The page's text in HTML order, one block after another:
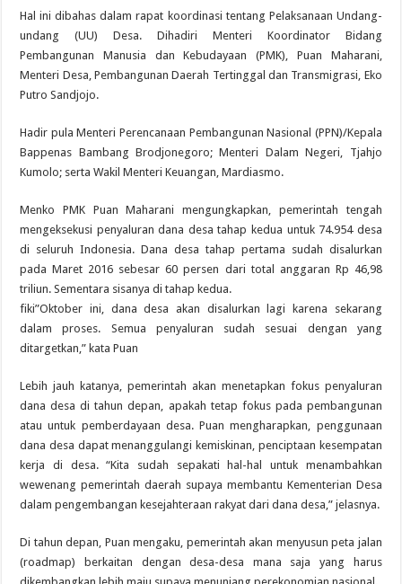
Hal ini dibahas dalam rapat koordinasi tentang Pelaksanaan Undang-
undang (UU) Desa. Dihadiri Menteri Koordinator Bidang
Pembangunan Manusia dan Kebudayaan (PMK), Puan Maharani,
Menteri Desa, Pembangunan Daerah Tertinggal dan Transmigrasi, Eko
Putro Sandjojo.
Hadir pula Menteri Perencanaan Pembangunan Nasional (PPN)/Kepala
Bappenas Bambang Brodjonegoro; Menteri Dalam Negeri, Tjahjo
Kumolo; serta Wakil Menteri Keuangan, Mardiasmo.
Menko PMK Puan Maharani mengungkapkan, pemerintah tengah
mengeksekusi penyaluran dana desa tahap kedua untuk 74.954 desa
di seluruh Indonesia. Dana desa tahap pertama sudah disalurkan
pada Maret 2016 sebesar 60 persen dari total anggaran Rp 46,98
triliun. Sementara sisanya di tahap kedua.
fiki”Oktober ini, dana desa akan disalurkan lagi karena sekarang
dalam proses. Semua penyaluran sudah sesuai dengan yang
ditargetkan,” kata Puan
Lebih jauh katanya, pemerintah akan menetapkan fokus penyaluran
dana desa di tahun depan, apakah tetap fokus pada pembangunan
atau untuk pemberdayaan desa. Puan mengharapkan, penggunaan
dana desa dapat menanggulangi kemiskinan, penciptaan kesempatan
kerja di desa. “Kita sudah sepakati hal-hal untuk menambahkan
wewenang pemerintah daerah supaya membantu Kementerian Desa
dalam pengembangan kesejahteraan rakyat dari dana desa,” jelasnya.
Di tahun depan, Puan mengaku, pemerintah akan menyusun peta jalan
(roadmap) berkaitan dengan desa-desa mana saja yang harus